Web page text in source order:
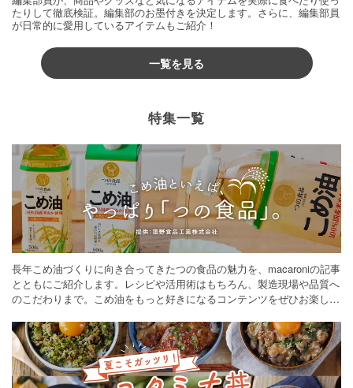
たりして徹底検証。編集部のお墨付きを決定します。さらに、編集部員
が日常的に愛用しているアイテムもご紹介！
一覧を見る
特集一覧
長年こめ油づくりに向き合ってきたつの食品の魅力を、macaroniの記事
とともにご紹介します。レシピや活用術はもちろん、製造現場や品質へ
のこだわりまで。こめ油をもっと好きになるコンテンツをぜひお楽しみ